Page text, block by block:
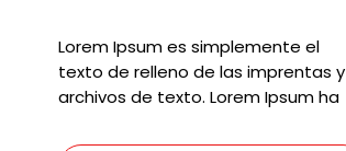
Lorem Ipsum es simplemente el
texto de relleno de las imprentas y
archivos de texto. Lorem Ipsum ha